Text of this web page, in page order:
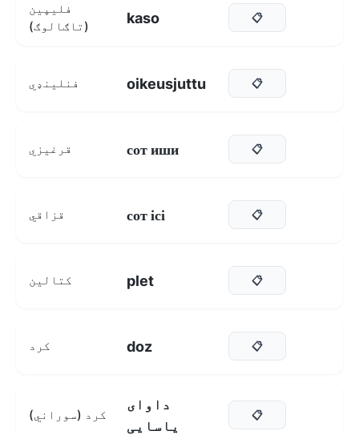
فلیپین
(تاګالوګ)
kaso 📋
فنلینډي oikeusjuttu 📋
قرغیزي сот иши 📋
قزاقي сот ісі 📋
کتالین plet 📋
کرد doz 📋
کرد (سوراني)
داوای
یاسایی
📋